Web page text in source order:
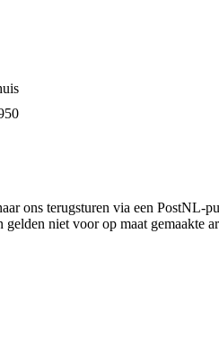
ons terugsturen via een PostNL-
niet voor op maat gemaakte